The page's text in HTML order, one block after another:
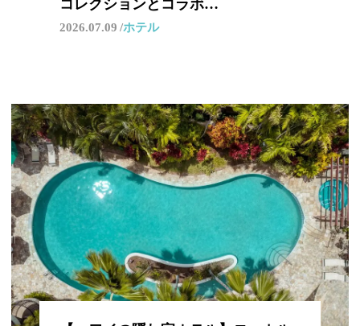
コレクションとコラボ…
2026.07.09 ホテル